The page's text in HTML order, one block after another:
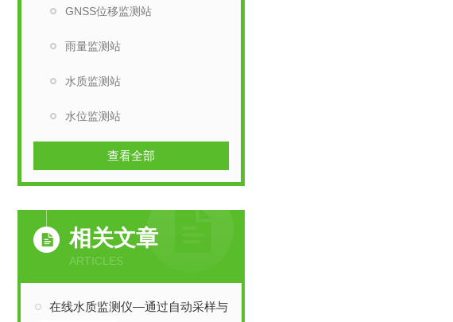
GNSS位移监测站
雨量监测站
水质监测站
水位监测站
查看全部
相关文章
ARTICLES
在线水质监测仪—通过自动采样与分析，及时反映水质变化趋势